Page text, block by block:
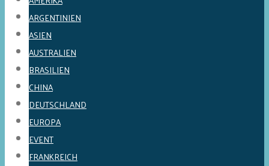
ARGENTINIEN
ASIEN
AUSTRALIEN
BRASILIEN
CHINA
DEUTSCHLAND
EUROPA
EVENT
FRANKREICH